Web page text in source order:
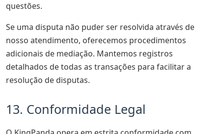
questões.
Se uma disputa não puder ser resolvida através de
nosso atendimento, oferecemos procedimentos
adicionais de mediação. Mantemos registros
detalhados de todas as transações para facilitar a
resolução de disputas.
13. Conformidade Legal